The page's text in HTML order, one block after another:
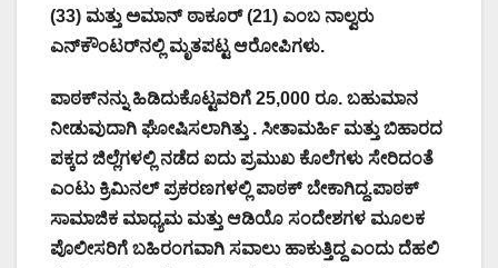
(33) ಮತ್ತು ಅಮಾನ್ ಠಾಕೂರ್ (21) ಎಂಬ ನಾಲ್ವರು
ಎನ್‌ಕೌಂಟರ್‌ನಲ್ಲಿ ಮೃತಪಟ್ಟ ಆರೋಪಿಗಳು.
ಪಾಠಕ್‌ನನ್ನು ಹಿಡಿದುಕೊಟ್ಟವರಿಗೆ 25,000 ರೂ. ಬಹುಮಾನ
ನೀಡುವುದಾಗಿ ಘೋಷಿಸಲಾಗಿತ್ತು . ಸೀತಾಮರ್ಹಿ ಮತ್ತು ಬಿಹಾರದ
ಪಕ್ಕದ ಜಿಲ್ಲೆಗಳಲ್ಲಿ ನಡೆದ ಐದು ಪ್ರಮುಖ ಕೊಲೆಗಳು ಸೇರಿದಂತೆ
ಎಂಟು ಕ್ರಿಮಿನಲ್ ಪ್ರಕರಣಗಳಲ್ಲಿ ಪಾಠಕ್ ಬೇಕಾಗಿದ್ದ.ಪಾಠಕ್
ಸಾಮಾಜಿಕ ಮಾಧ್ಯಮ ಮತ್ತು ಆಡಿಯೊ ಸಂದೇಶಗಳ ಮೂಲಕ
ಪೊಲೀಸರಿಗೆ ಬಹಿರಂಗವಾಗಿ ಸವಾಲು ಹಾಕುತ್ತಿದ್ದ ಎಂದು ದೆಹಲಿ